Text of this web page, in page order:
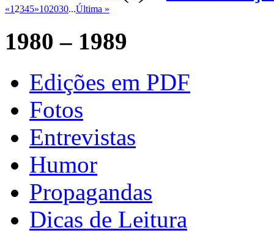
«1 2345»102030...Última »
1980 – 1989
Edições em PDF
Fotos
Entrevistas
Humor
Propagandas
Dicas de Leitura